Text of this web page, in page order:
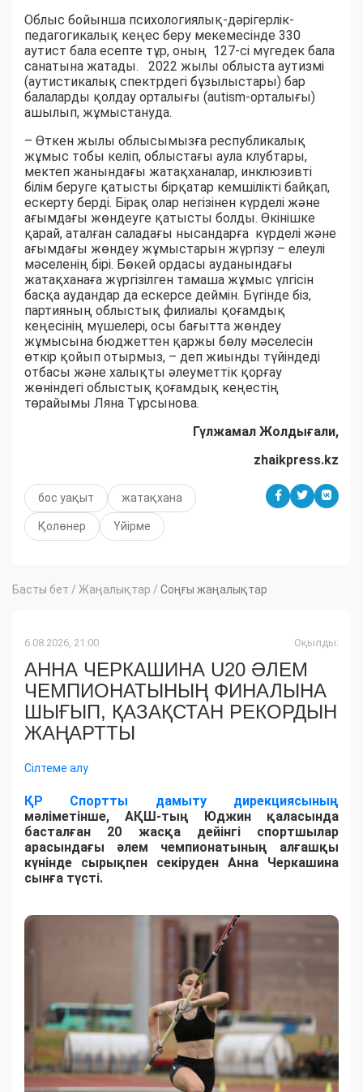
Облыс бойынша психологиялық-дәрігерлік-
педагогикалық кеңес беру мекемесінде 330
аутист бала есепте тұр, оның 127-сі мүгедек бала
санатына жатады. 2022 жылы облыста аутизмі
(аутистикалық спектрдегі бұзылыстары) бар
балаларды қолдау орталығы (autism-орталығы)
ашылып, жұмыстануда.
– Өткен жылы облысымызға республикалық
жұмыс тобы келіп, облыстағы аула клубтары,
мектеп жанындағы жатақханалар, инклюзивті
білім беруге қатысты бірқатар кемшілікті байқап,
ескерту берді. Бірақ олар негізінен күрделі және
ағымдағы жөндеуге қатысты болды. Өкінішке
қарай, аталған саладағы нысандарға күрделі және
ағымдағы жөндеу жұмыстарын жүргізу – елеулі
мәселенің бірі. Бөкей ордасы ауданындағы
жатақханаға жүргізілген тамаша жұмыс үлгісін
басқа аудандар да ескерсе деймін. Бүгінде біз,
партияның облыстық филиалы қоғамдық
кеңесінің мүшелері, осы бағытта жөндеу
жұмысына бюджеттен қаржы бөлу мәселесін
өткір қойып отырмыз, – деп жиынды түйіндеді
отбасы және халықты әлеуметтік қорғау
жөніндегі облыстық қоғамдық кеңестің
төрайымы Ляна Тұрсынова.
Гүлжамал Жолдығали,
zhaikpress.kz
бос уақыт жатақхана
Қолөнер Үйірме
Басты бет / Жаңалықтар / Соңғы жаңалықтар
6.08.2026, 21:00 Оқылды:
АННА ЧЕРКАШИНА U20 ӘЛЕМ
ЧЕМПИОНАТЫНЫҢ ФИНАЛЫНА
ШЫҒЫП, ҚАЗАҚСТАН РЕКОРДЫН
ЖАҢАРТТЫ
Сілтеме алу
ҚР Спортты дамыту дирекциясының
мәліметінше, АҚШ-тың Юджин қаласында
басталған 20 жасқа дейінгі спортшылар
арасындағы әлем чемпионатының алғашқы
күнінде сырықпен секіруден Анна Черкашина
сынға түсті.